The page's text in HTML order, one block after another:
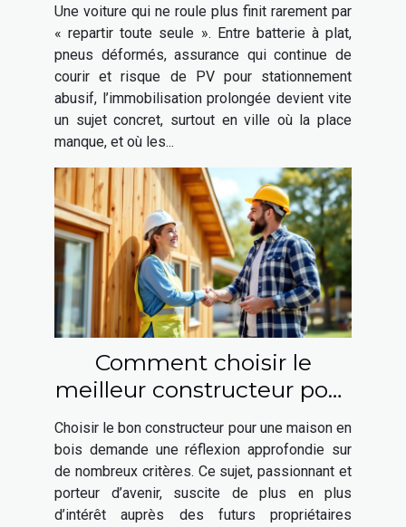
Une voiture qui ne roule plus finit rarement par
« repartir toute seule ». Entre batterie à plat,
pneus déformés, assurance qui continue de
courir et risque de PV pour stationnement
abusif, l’immobilisation prolongée devient vite
un sujet concret, surtout en ville où la place
manque, et où les...
Comment choisir le
meilleur constructeur pour
votre maison en bois ?
Choisir le bon constructeur pour une maison en
bois demande une réflexion approfondie sur
de nombreux critères. Ce sujet, passionnant et
porteur d’avenir, suscite de plus en plus
d’intérêt auprès des futurs propriétaires